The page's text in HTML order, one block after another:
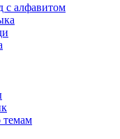
с алфавитом
темам